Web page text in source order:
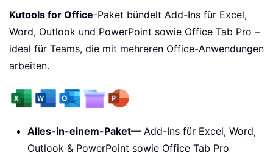
Kutools for Office-Paket bündelt Add-Ins für Excel,
Word, Outlook und PowerPoint sowie Office Tab Pro –
ideal für Teams, die mit mehreren Office-Anwendungen
arbeiten.
Alles-in-einem-Paket— Add-Ins für Excel, Word,
Outlook & PowerPoint sowie Office Tab Pro